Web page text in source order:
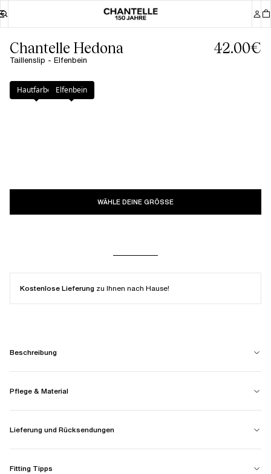
Chantelle Hedona
Taillenslip - Elfenbein
42.00€
Farbe:Elfenbein
Hautfarben Elfenbein
WÄHLE DEINE GRÖSSE
Kostenlose Lieferung zu Ihnen nach Hause!
Beschreibung
Pflege & Material
Lieferung und Rücksendungen
Fitting Tipps